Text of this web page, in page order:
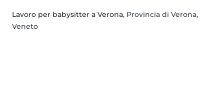
Lavoro per babysitter a Verona, Provincia di Verona,
Veneto